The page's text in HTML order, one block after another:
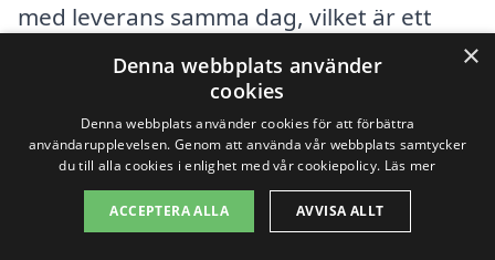
med leverans samma dag, vilket är ett
ovärderligt alternativ för dig som har
glömt en viktig händelse eller vill
överraska någon i sista minuten. Många
lokala florister erbjuder snabba och
pålitliga leveransalternativ, vilket gör att
×
Denna webbplats använder
cookies
Denna webbplats använder cookies för att förbättra
användarupplevelsen. Genom att använda vår webbplats samtycker
du till alla cookies i enlighet med vår cookiepolicy. Läs mer
ACCEPTERA ALLA AVVISA ALLT